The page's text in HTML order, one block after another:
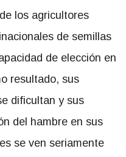
los agricultores
de semillas
de elección en
resultado, sus
dificultan y sus
del hambre en sus
se ven seriamente